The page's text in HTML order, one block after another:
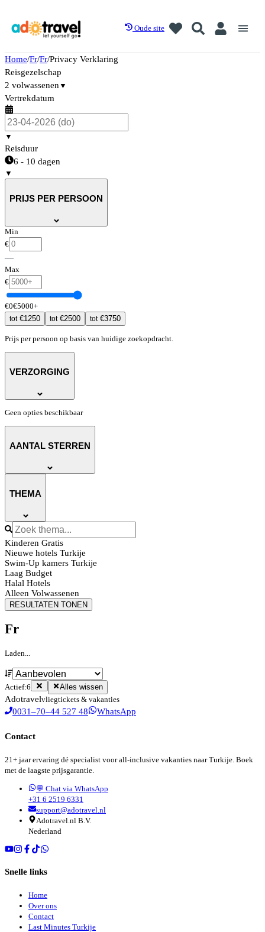
Oude site
Home/Fr/Fr/Privacy Verklaring
Reisgezelschap
2 volwassenen ▼
Vertrekdatum
▼
Reisduur
6 - 10 dagen
▼
PRIJS PER PERSOON
Min
€
—
Max
€
€0€5000+
tot€1250 tot€2500 tot€3750
Prijs per persoon op basis van huidige zoekopdracht.
VERZORGING
Geen opties beschikbaar
AANTAL STERREN
THEMA
Kinderen Gratis
Nieuwe hotels Turkije
Swim-Up kamers Turkije
Laag Budget
Halal Hotels
Alleen Volwassenen
RESULTATEN TONEN
Fr
Laden...
Actief:6 Alles wissen
Adotravelvliegtickets & vakanties
0031–70–44 527 48 WhatsApp
Contact
21+ jaar ervaring dé specialist voor all-inclusive vakanties naar Turkije. Boek
met de laagste prijsgarantie.
💬 Chat via WhatsApp
+31 6 2519 6331
support@adotravel.nl
Adotravel.nl B.V.
Nederland
Snelle links
Home
Over ons
Contact
Last Minutes Turkije